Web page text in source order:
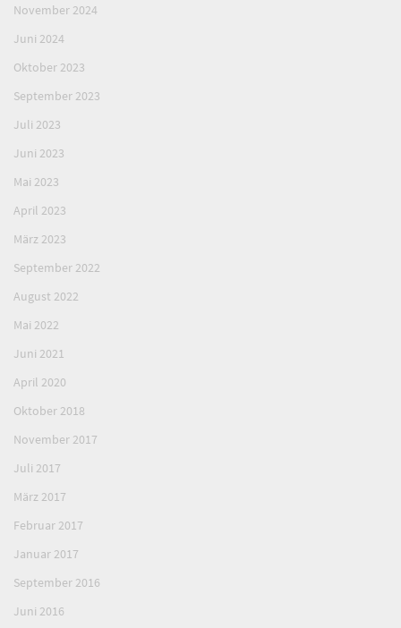
November 2024
Juni 2024
Oktober 2023
September 2023
Juli 2023
Juni 2023
Mai 2023
April 2023
März 2023
September 2022
August 2022
Mai 2022
Juni 2021
April 2020
Oktober 2018
November 2017
Juli 2017
März 2017
Februar 2017
Januar 2017
September 2016
Juni 2016